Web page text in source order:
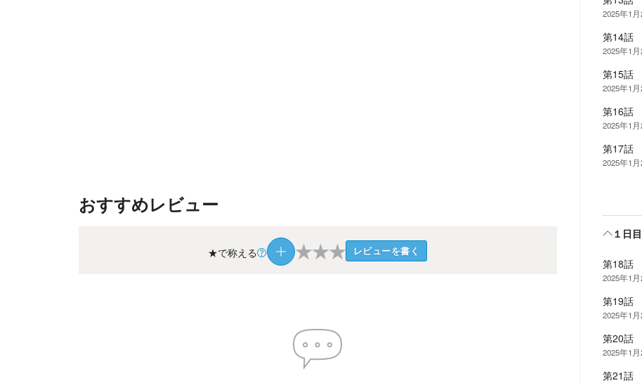
おすすめレビュー
★で称える ★★★ レビューを書く
2025年1月
第14話
2025年1月
第15話
2025年1月
第16話
2025年1月
第17話
2025年1月
１日
第18話
2025年1月
第19話
2025年1月
第20話
2025年1月
第21話